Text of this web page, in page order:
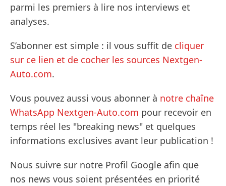
parmi les premiers à lire nos interviews et
analyses.
S’abonner est simple : il vous suffit de cliquer
sur ce lien et de cocher les sources Nextgen-
Auto.com.
Vous pouvez aussi vous abonner à notre chaîne
WhatsApp Nextgen-Auto.com pour recevoir en
temps réel les "breaking news" et quelques
informations exclusives avant leur publication !
Nous suivre sur notre Profil Google afin que
nos news vous soient présentées en priorité